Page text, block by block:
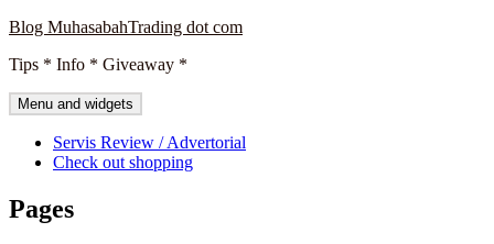
Skip
content
Blog MuhasabahTrading dot com
Tips * Info * Giveaway *
Menu and widgets
Servis Review / Advertorial
Check out shopping
Pages